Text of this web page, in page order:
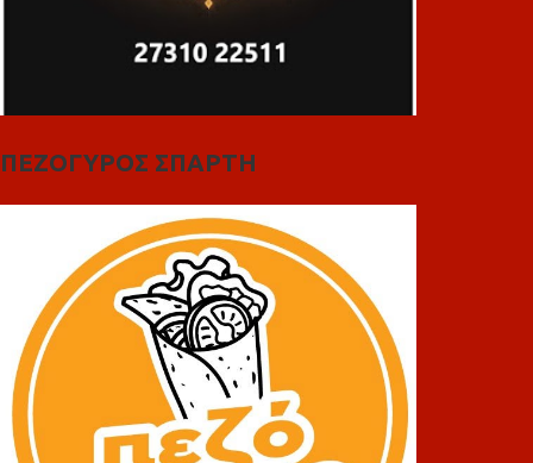
ΠΕΖΟΓΥΡΟΣ ΣΠΑΡΤΗ